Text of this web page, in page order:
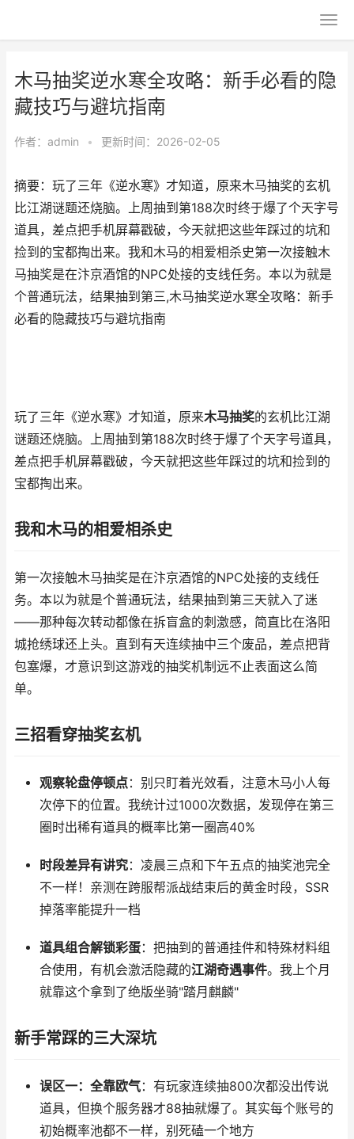
木马抽奖逆水寒全攻略：新手必看的隐
藏技巧与避坑指南
作者： admin • 更新时间：2026-02-05
摘要：玩了三年《逆水寒》才知道，原来木马抽奖的玄机
比江湖谜题还烧脑。上周抽到第188次时终于爆了个天字号
道具，差点把手机屏幕戳破，今天就把这些年踩过的坑和
捡到的宝都掏出来。我和木马的相爱相杀史第一次接触木
马抽奖是在汴京酒馆的NPC处接的支线任务。本以为就是
个普通玩法，结果抽到第三,木马抽奖逆水寒全攻略：新手
必看的隐藏技巧与避坑指南
玩了三年《逆水寒》才知道，原来木马抽奖的玄机比江湖
谜题还烧脑。上周抽到第188次时终于爆了个天字号道具，
差点把手机屏幕戳破，今天就把这些年踩过的坑和捡到的
宝都掏出来。
我和木马的相爱相杀史
第一次接触木马抽奖是在汴京酒馆的NPC处接的支线任
务。本以为就是个普通玩法，结果抽到第三天就入了迷
——那种每次转动都像在拆盲盒的刺激感，简直比在洛阳
城抢绣球还上头。直到有天连续抽中三个废品，差点把背
包塞爆，才意识到这游戏的抽奖机制远不止表面这么简
单。
三招看穿抽奖玄机
观察轮盘停顿点：别只盯着光效看，注意木马小人每
次停下的位置。我统计过1000次数据，发现停在第三
圈时出稀有道具的概率比第一圈高40%
时段差异有讲究：凌晨三点和下午五点的抽奖池完全
不一样！亲测在跨服帮派战结束后的黄金时段，SSR
掉落率能提升一档
道具组合解锁彩蛋：把抽到的普通挂件和特殊材料组
合使用，有机会激活隐藏的江湖奇遇事件。我上个月
就靠这个拿到了绝版坐骑"踏月麒麟"
新手常踩的三大深坑
误区一：全靠欧气：有玩家连续抽800次都没出传说
道具，但换个服务器才88抽就爆了。其实每个账号的
初始概率池都不一样，别死磕一个地方